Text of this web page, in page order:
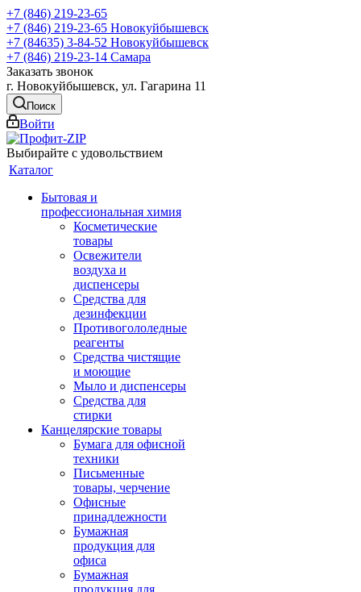
+7 (846) 219-23-65
+7 (846) 219-23-65 Новокуйбышевск
+7 (84635) 3-84-52 Новокуйбышевск
+7 (846) 219-23-14 Самара
Заказать звонок
г. Новокуйбышевск, ул. Гагарина 11
Поиск
Войти
Выбирайте с удовольствием
Каталог
Бытовая и
профессиональная химия
Косметические
товары
Освежители
воздуха и
диспенсеры
Средства для
дезинфекции
Противогололедные
реагенты
Средства чистящие
и моющие
Мыло и диспенсеры
Средства для
стирки
Канцелярские товары
Бумага для офисной
техники
Письменные
товары, черчение
Офисные
принадлежности
Бумажная
продукция для
офиса
Бумажная
продукция для